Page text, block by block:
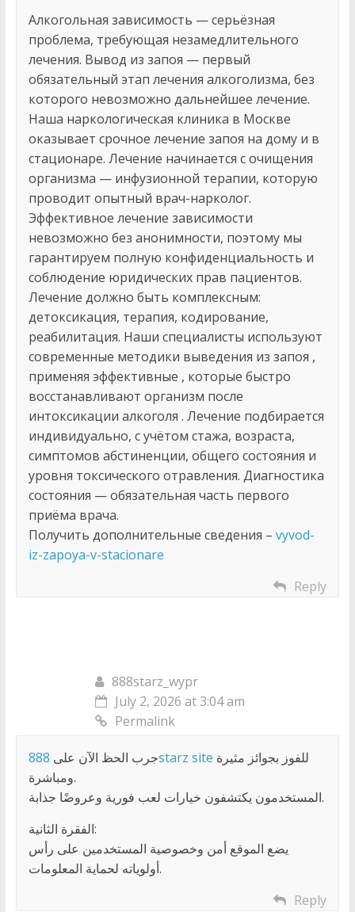
Алкогольная зависимость — серьёзная
проблема, требующая незамедлительного
лечения. Вывод из запоя — первый
обязательный этап лечения алкоголизма, без
которого невозможно дальнейшее лечение.
Наша наркологическая клиника в Москве
оказывает срочное лечение запоя на дому и в
стационаре. Лечение начинается с очищения
организма — инфузионной терапии, которую
проводит опытный врач-нарколог.
Эффективное лечение зависимости
невозможно без анонимности, поэтому мы
гарантируем полную конфиденциальность и
соблюдение юридических прав пациентов.
Лечение должно быть комплексным:
детоксикация, терапия, кодирование,
реабилитация. Наши специалисты используют
современные методики выведения из запоя ,
применяя эффективные , которые быстро
восстанавливают организм после
интоксикации алкоголя . Лечение подбирается
индивидуально, с учётом стажа, возраста,
симптомов абстиненции, общего состояния и
уровня токсического отравления. Диагностика
состояния — обязательная часть первого
приёма врача.
Получить дополнительные сведения – vyvod-
iz-zapoya-v-stacionare
Reply
888starz_wypr
July 2, 2026 at 3:04 am
Permalink
جرب الحظ الآن على888starz site
ومباشرة.
المستخدمون يكتشفون خيارات لعب فورية وعروضًا جذابة.
الفقرة الثانية:
يضع الموقع أمن وخصوصية المستخدمين على رأس
أولوياته لحماية المعلومات.
Reply